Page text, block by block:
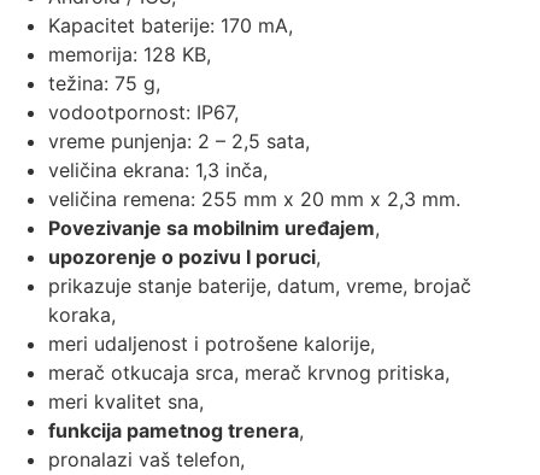
Kapacitet baterije: 170 mA,
memorija: 128 KB,
težina: 75 g,
vodootpornost: IP67,
vreme punjenja: 2 – 2,5 sata,
veličina ekrana: 1,3 inča,
veličina remena: 255 mm x 20 mm x 2,3 mm.
Povezivanje sa mobilnim uređajem,
upozorenje o pozivu I poruci,
prikazuje stanje baterije, datum, vreme, brojač
koraka,
meri udaljenost i potrošene kalorije,
merač otkucaja srca, merač krvnog pritiska,
meri kvalitet sna,
funkcija pametnog trenera,
pronalazi vaš telefon,